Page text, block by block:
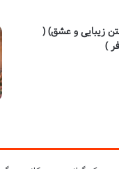
زیبایی و عشق) (
)